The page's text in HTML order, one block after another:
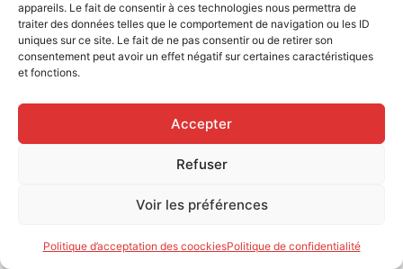
appareils. Le fait de consentir à ces technologies nous permettra de
traiter des données telles que le comportement de navigation ou les ID
uniques sur ce site. Le fait de ne pas consentir ou de retirer son
consentement peut avoir un effet négatif sur certaines caractéristiques
et fonctions.
Accepter
Refuser
Voir les préférences
Politique d’acceptation des coockiesPolitique de confidentialité